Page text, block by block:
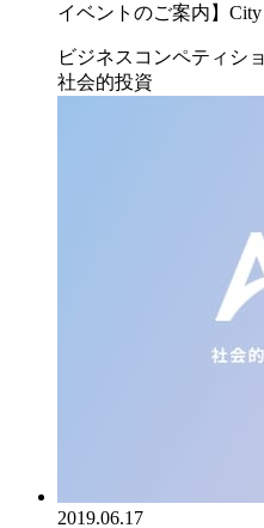
イベントのご案内】City
ビジネスコンペティシ
社会的投資
2019.06.17